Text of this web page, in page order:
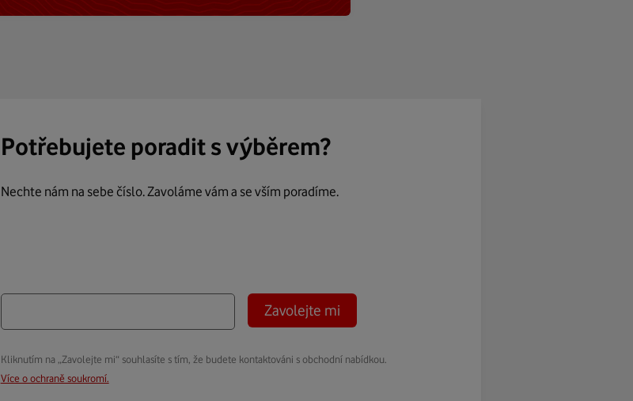
Potřebujete poradit s výběrem?
Nechte nám na sebe číslo. Zavoláme vám a se vším poradíme.
Zavolejte mi
Kliknutím na „Zavolejte mi“ souhlasíte s tím, že budete kontaktováni s obchodní nabídkou.
Více o ochraně soukromí.